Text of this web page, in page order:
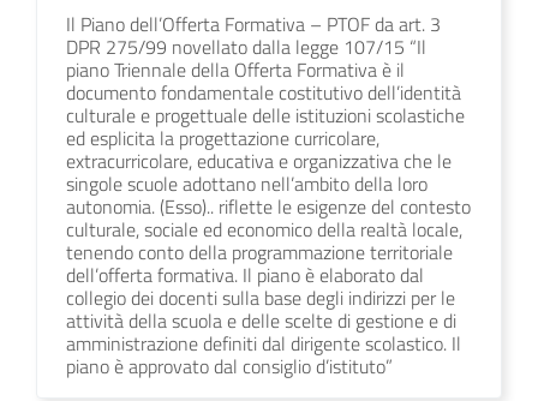
Il Piano dell’Offerta Formativa – PTOF da art. 3
DPR 275/99 novellato dalla legge 107/15 “Il
piano Triennale della Offerta Formativa è il
documento fondamentale costitutivo dell’identità
culturale e progettuale delle istituzioni scolastiche
ed esplicita la progettazione curricolare,
extracurricolare, educativa e organizzativa che le
singole scuole adottano nell’ambito della loro
autonomia. (Esso).. riflette le esigenze del contesto
culturale, sociale ed economico della realtà locale,
tenendo conto della programmazione territoriale
dell’offerta formativa. Il piano è elaborato dal
collegio dei docenti sulla base degli indirizzi per le
attività della scuola e delle scelte di gestione e di
amministrazione definiti dal dirigente scolastico. Il
piano è approvato dal consiglio d’istituto”